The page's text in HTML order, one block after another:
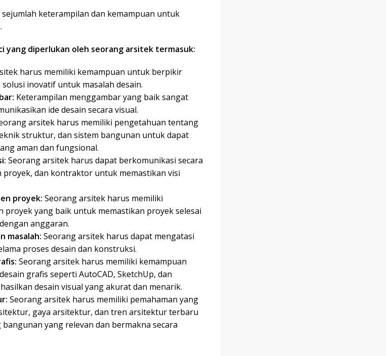
keterampilan dan kemampuan untuk
yang diperlukan oleh seorang arsitek termasuk:
harus memiliki kemampuan untuk berpikir
inovatif untuk masalah desain.
Keterampilan menggambar yang baik sangat
ide desain secara visual.
arsitek harus memiliki pengetahuan tentang
struktur, dan sistem bangunan untuk dapat
aman dan fungsional.
Seorang arsitek harus dapat berkomunikasi secara
dan kontraktor untuk memastikan visi
proyek: Seorang arsitek harus memiliki
proyek yang baik untuk memastikan proyek selesai
anggaran.
masalah: Seorang arsitek harus dapat mengatasi
proses desain dan konstruksi.
Seorang arsitek harus memiliki kemampuan
grafis seperti AutoCAD, SketchUp, dan
desain visual yang akurat dan menarik.
Seorang arsitek harus memiliki pemahaman yang
gaya arsitektur, dan tren arsitektur terbaru
yang relevan dan bermakna secara